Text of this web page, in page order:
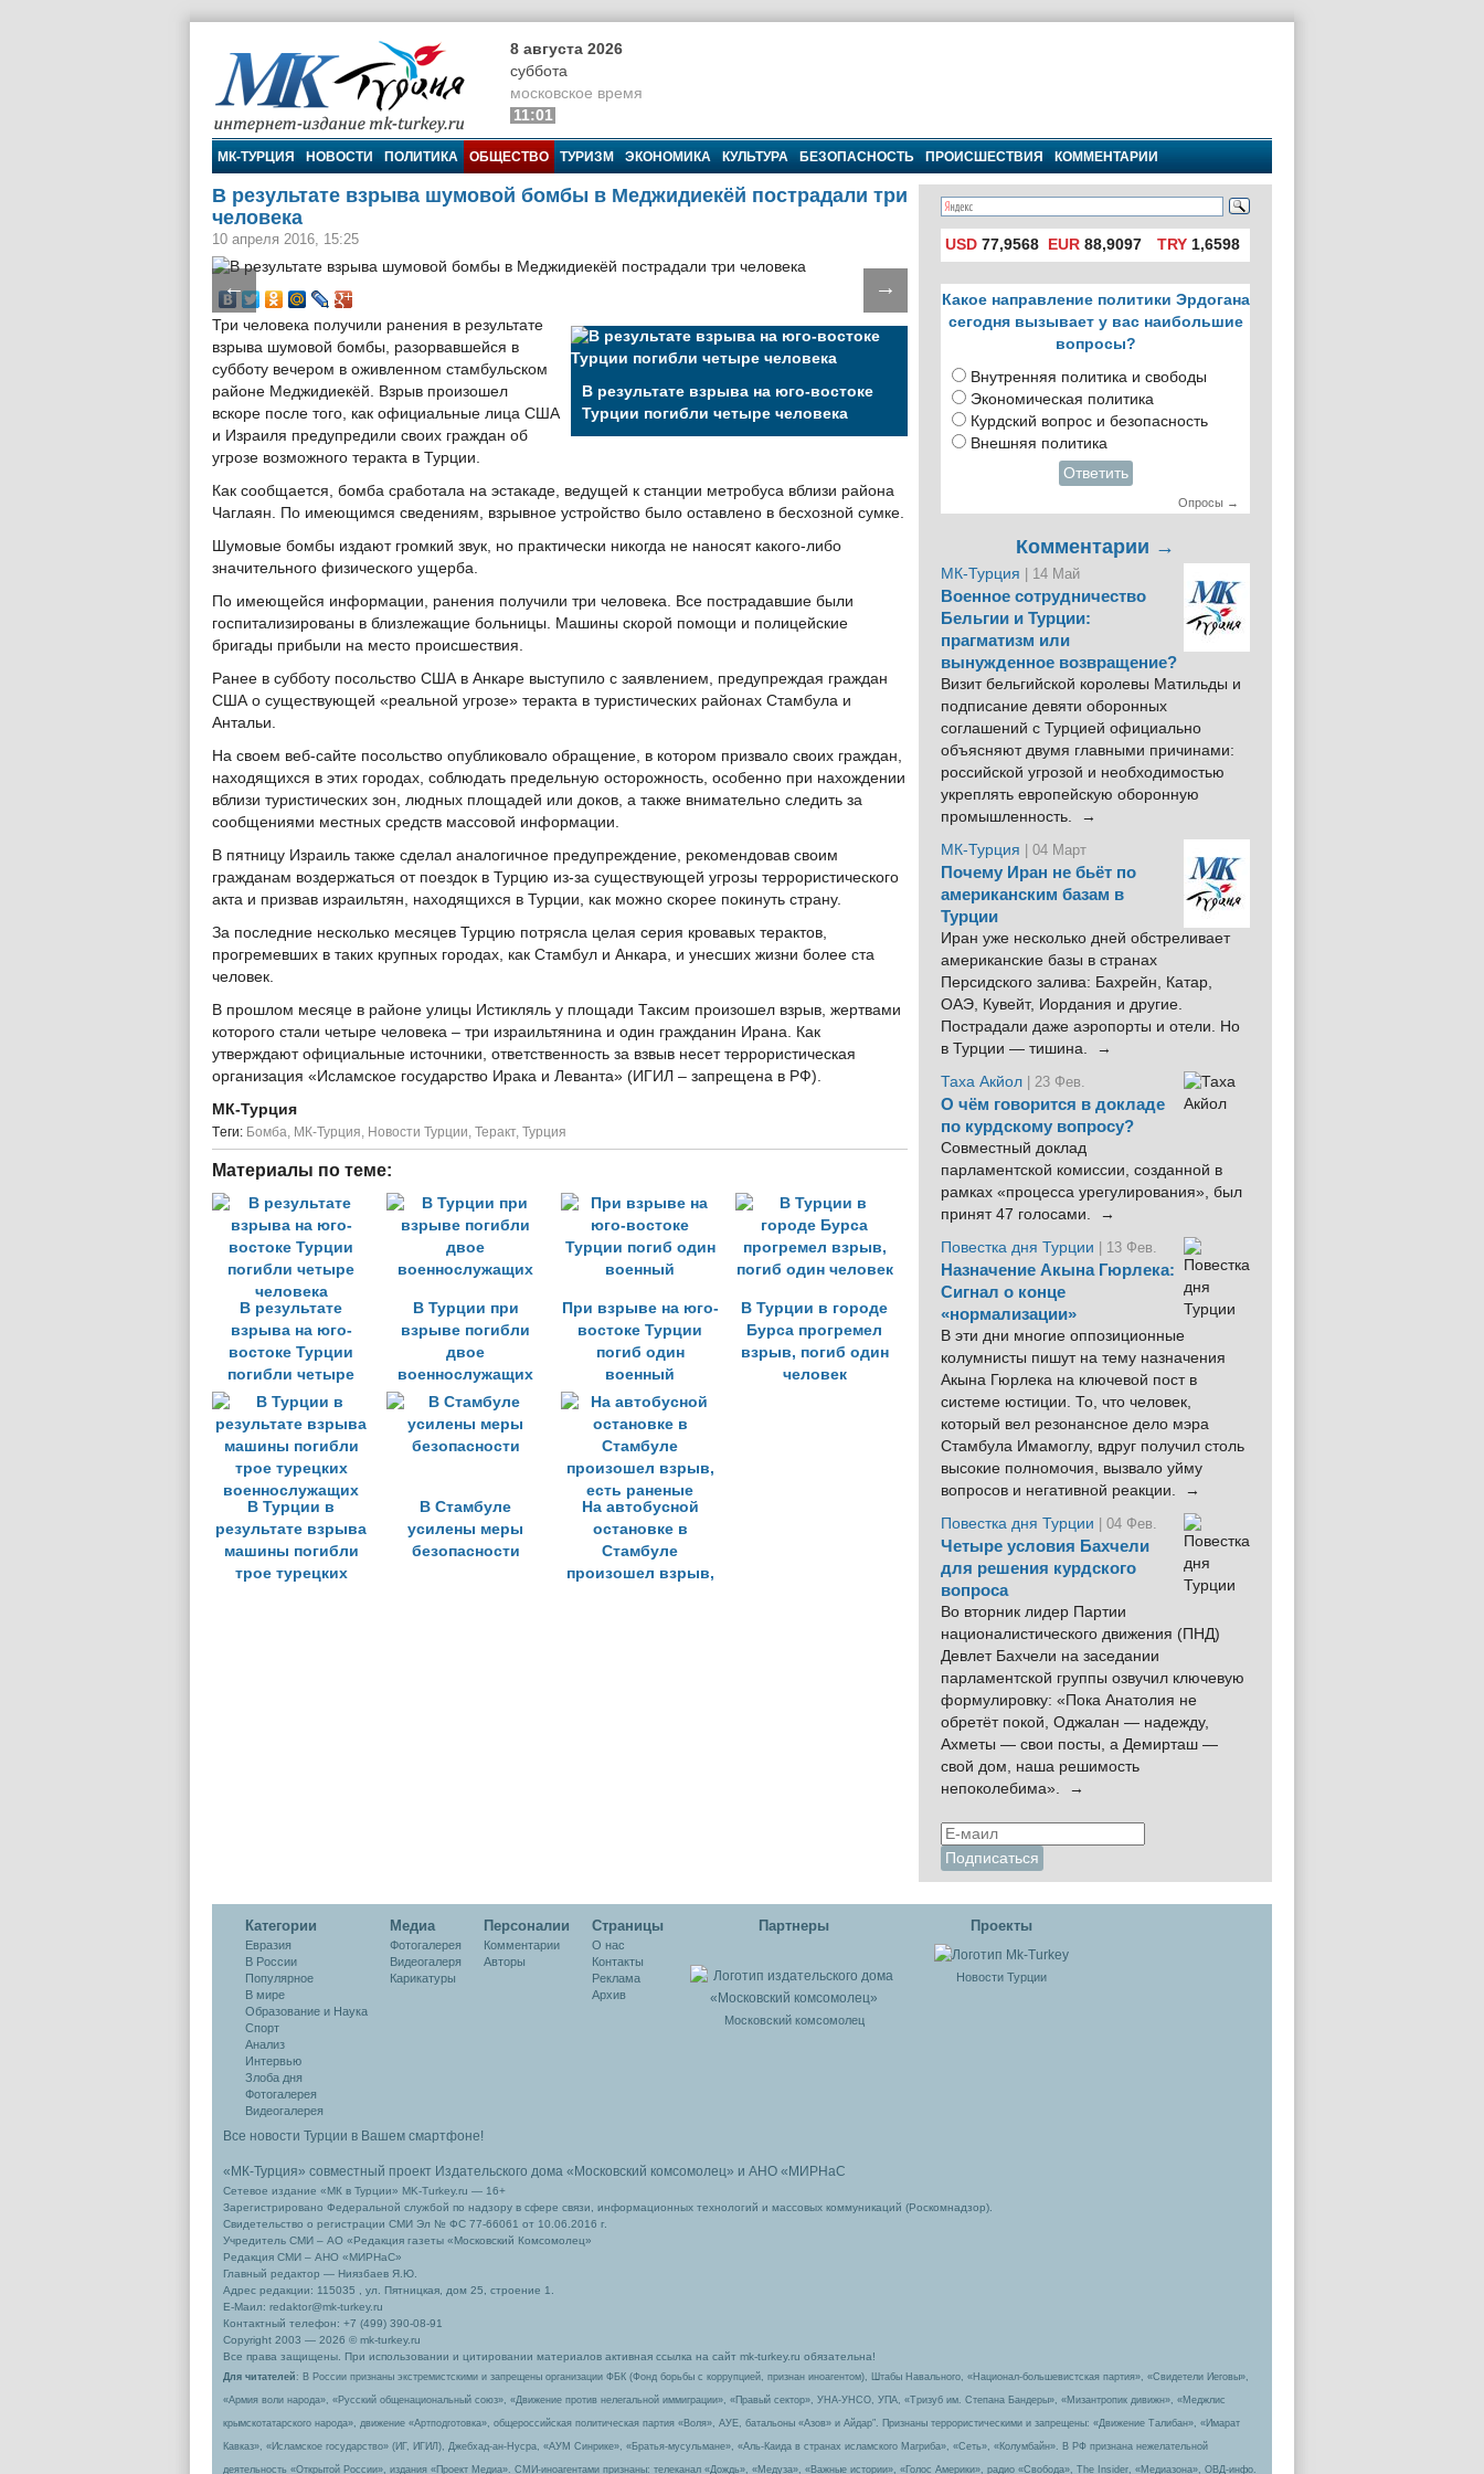
МК-Турция
8 августа 2026
суббота
московское время
11:01
МК-ТУРЦИЯ НОВОСТИ ПОЛИТИКА ОБЩЕСТВО ТУРИЗМ ЭКОНОМИКА КУЛЬТУРА БЕЗОПАСНОСТЬ ПРОИСШЕСТВИЯ КОММЕНТАРИИ
В результате взрыва шумовой бомбы в Меджидиекёй пострадали три
человека
10 апреля 2016, 15:25
← →
В результате взрыва на юго-востоке
Турции погибли четыре человека
Три человека получили ранения в результате
взрыва шумовой бомбы, разорвавшейся в
субботу вечером в оживленном стамбульском
районе Меджидиекёй. Взрыв произошел
вскоре после того, как официальные лица США
и Израиля предупредили своих граждан об
угрозе возможного теракта в Турции.
Как сообщается, бомба сработала на эстакаде, ведущей к станции метробуса вблизи района
Чаглаян. По имеющимся сведениям, взрывное устройство было оставлено в бесхозной сумке.
Шумовые бомбы издают громкий звук, но практически никогда не наносят какого-либо
значительного физического ущерба.
По имеющейся информации, ранения получили три человека. Все пострадавшие были
госпитализированы в близлежащие больницы. Машины скорой помощи и полицейские
бригады прибыли на место происшествия.
Ранее в субботу посольство США в Анкаре выступило с заявлением, предупреждая граждан
США о существующей «реальной угрозе» теракта в туристических районах Стамбула и
Антальи.
На своем веб-сайте посольство опубликовало обращение, в котором призвало своих граждан,
находящихся в этих городах, соблюдать предельную осторожность, особенно при нахождении
вблизи туристических зон, людных площадей или доков, а также внимательно следить за
сообщениями местных средств массовой информации.
В пятницу Израиль также сделал аналогичное предупреждение, рекомендовав своим
гражданам воздержаться от поездок в Турцию из-за существующей угрозы террористического
акта и призвав израильтян, находящихся в Турции, как можно скорее покинуть страну.
За последние несколько месяцев Турцию потрясла целая серия кровавых терактов,
прогремевших в таких крупных городах, как Стамбул и Анкара, и унесших жизни более ста
человек.
В прошлом месяце в районе улицы Истикляль у площади Таксим произошел взрыв, жертвами
которого стали четыре человека – три израильтянина и один гражданин Ирана. Как
утверждают официальные источники, ответственность за взвыв несет террористическая
организация «Исламское государство Ирака и Леванта» (ИГИЛ – запрещена в РФ).
МК-Турция
Tеги: Бомба, МК-Турция, Новости Турции, Теракт, Турция
Материалы по теме:
В результате
взрыва на юго-
востоке Турции
погибли четыре
человека
В Турции при
взрыве погибли
двое
военнослужащих
При взрыве на юго-
востоке Турции
погиб один
военный
В Турции в городе
Бурса прогремел
взрыв, погиб один
человек
В Турции в
результате взрыва
машины погибли
трое турецких
В Стамбуле
усилены меры
безопасности
На автобусной
остановке в
Стамбуле
произошел взрыв,
USD 77,9568 EUR 88,9097 TRY1,6598
Какое направление политики Эрдогана
сегодня вызывает у вас наибольшие
вопросы?
Внутренняя политика и свободы
Экономическая политика
Курдский вопрос и безопасность
Внешняя политика
Ответить
Опросы →
Комментарии →
МК-Турция | 14 Май
Военное сотрудничество
Бельгии и Турции:
прагматизм или
вынужденное возвращение?
Визит бельгийской королевы Матильды и
подписание девяти оборонных
соглашений с Турцией официально
объясняют двумя главными причинами:
российской угрозой и необходимостью
укреплять европейскую оборонную
промышленность. →
МК-Турция
| 04 Март
Почему Иран не бьёт по
американским базам в
Турции
Иран уже несколько дней обстреливает
американские базы в странах
Персидского залива: Бахрейн, Катар,
ОАЭ, Кувейт, Иордания и другие.
Пострадали даже аэропорты и отели. Но
в Турции — тишина. →
Таха Акйол | 23 Фев.
О чём говорится в докладе
по курдскому вопросу?
Совместный доклад
парламентской комиссии, созданной в
рамках «процесса урегулирования», был
принят 47 голосами. →
Повестка дня Турции
| 13 Фев.
Назначение Акына Гюрлека:
Сигнал о конце
«нормализации»
В эти дни многие оппозиционные
колумнисты пишут на тему назначения
Акына Гюрлека на ключевой пост в
системе юстиции. То, что человек,
который вел резонансное дело мэра
Стамбула Имамоглу, вдруг получил столь
высокие полномочия, вызвало уйму
вопросов и негативной реакции. →
Повестка дня Турции
| 04 Фев.
Четыре условия Бахчели
для решения курдского
вопроса
Во вторник лидер Партии
националистического движения (ПНД)
Девлет Бахчели на заседании
парламентской группы озвучил ключевую
формулировку: «Пока Анатолия не
обретёт покой, Оджалан — надежду,
Ахметы — свои посты, а Демирташ —
свой дом, наша решимость
непоколебима». →
Категории
Евразия
В России
Популярное
В мире
Образование и Наука
Спорт
Анализ
Интервью
Злоба дня
Фотогалерея
Видеогалерея
Медиа
Фотогалерея
Видеогалеря
Карикатуры
Персоналии
Комментарии
Авторы
Cтраницы
О нас
Контакты
Реклама
Архив
Партнеры
Московский комсомолец
Проекты
Новости Турции
Все новости Турции в Вашем смартфоне!
«МК-Турция» совместный проект Издательского дома «Московский комсомолец» и АНО «МИРНаС
Сетевое издание «МК в Турции» MK-Turkey.ru — 16+
Зарегистрировано Федеральной службой по надзору в сфере связи, информационных технологий и массовых коммуникаций (Роскомнадзор).
Свидетельство о регистрации СМИ Эл № ФС 77-66061 от 10.06.2016 г.
Учредитель СМИ – АО «Редакция газеты «Московский Комсомолец»
Редакция СМИ – АНО «МИРНаС»
Главный редактор — Ниязбаев Я.Ю.
Адрес редакции: 115035 , ул. Пятницкая, дом 25, строение 1.
Е-Маил: redaktor@mk-turkey.ru
Контактный телефон: +7 (499) 390-08-91
Copyright 2003 — 2026 © mk-turkey.ru
Все права защищены. При использовании и цитировании материалов активная ссылка на сайт mk-turkey.ru обязательна!
Для читателей : В России признаны экстремистскими и запрещены организации ФБК (Фонд борьбы с коррупцией, признан иноагентом), Штабы Навального, «Национал-большевистская партия», «Свидетели Иеговы»,
«Армия воли народа», «Русский общенациональный союз», «Движение против нелегальной иммиграции», «Правый сектор», УНА-УНСО, УПА, «Тризуб им. Степана Бандеры», «Мизантропик дивижн», «Меджлис
крымскотатарского народа», движение «Артподготовка», общероссийская политическая партия «Воля», АУЕ, батальоны «Азов» и Айдар″. Признаны террористическими и запрещены: «Движение Талибан», «Имарат
Кавказ», «Исламское государство» (ИГ, ИГИЛ), Джебхад-ан-Нусра, «АУМ Синрике», «Братья-мусульмане», «Аль-Каида в странах исламского Магриба», «Сеть», «Колумбайн». В РФ признана нежелательной
деятельность «Открытой России», издания «Проект Медиа». СМИ-иноагентами признаны: телеканал «Дождь», «Медуза», «Важные истории», «Голос Америки», радио «Свобода», The Insider, «Медиазона», ОВД-инфо.